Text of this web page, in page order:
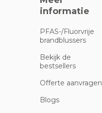
informatie
PFAS-/Fluorvrije
brandblussers
Bekijk de
bestsellers
Offerte aanvragen
Blogs